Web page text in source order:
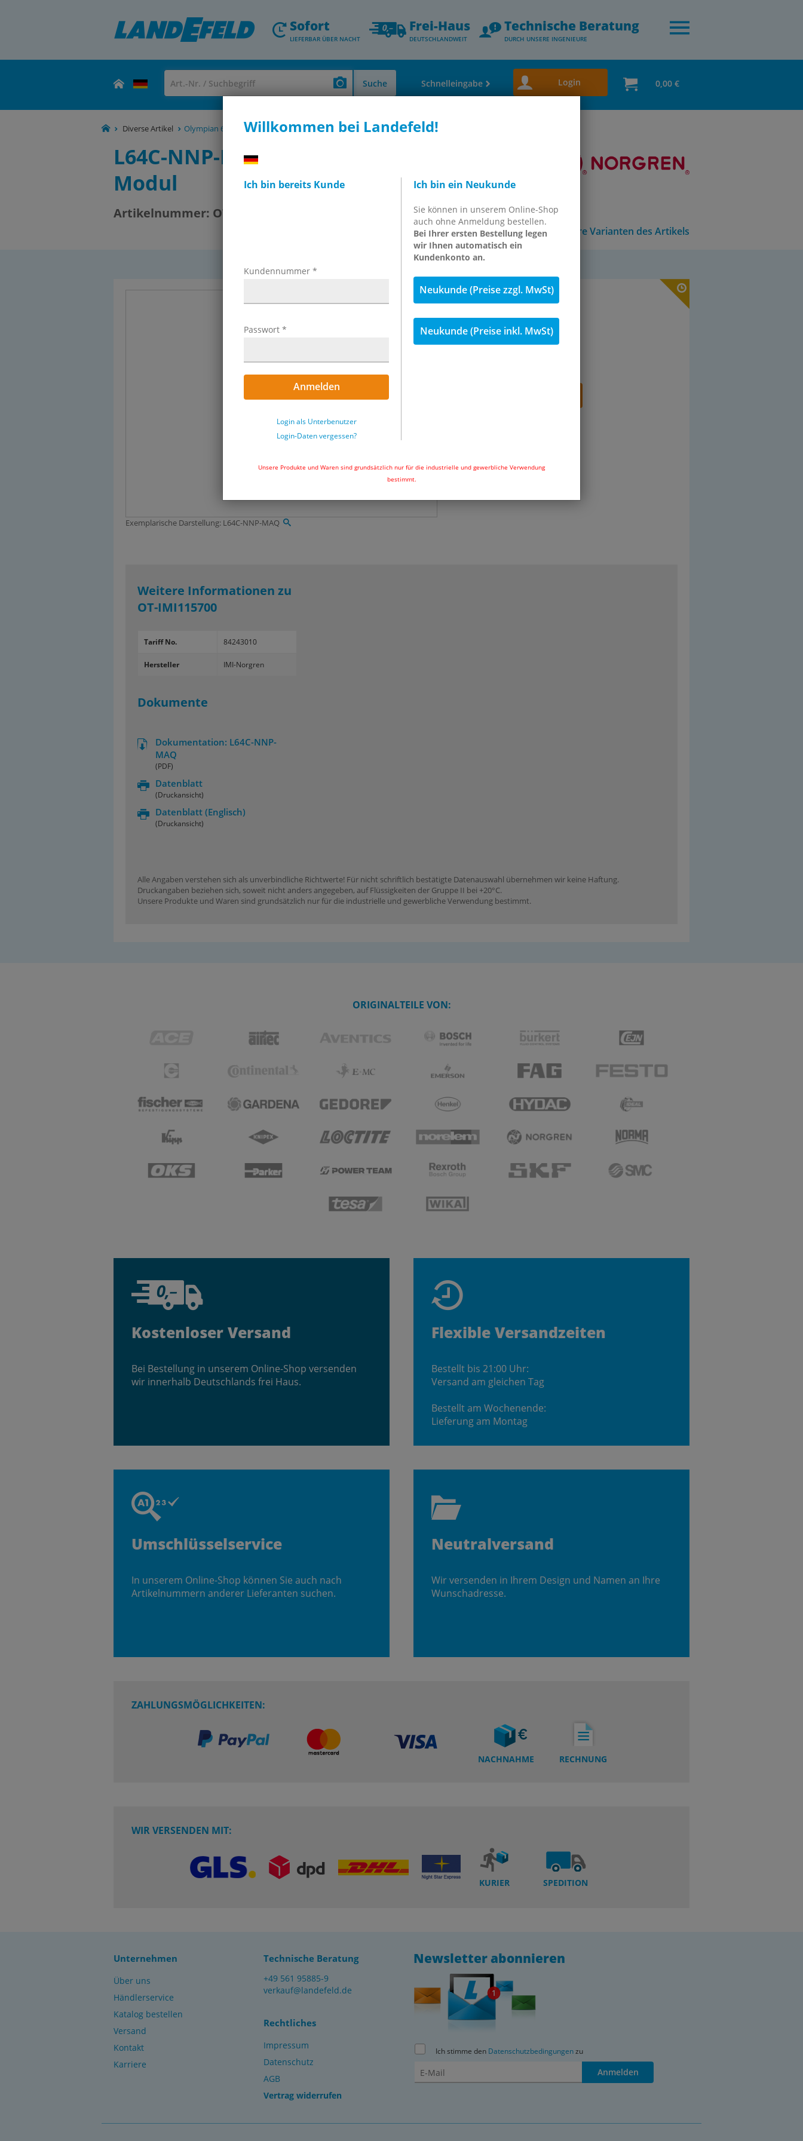
Willkommen bei Landefeld!
Ich bin bereits Kunde
Kundennummer *
Passwort *
Anmelden
Login als Unterbenutzer
Login-Daten vergessen?
Ich bin ein Neukunde
Sie können in unserem Online-Shop
auch ohne Anmeldung bestellen.
Bei Ihrer ersten Bestellung legen
wir Ihnen automatisch ein
Kundenkonto an.
Neukunde (Preise zzgl. MwSt)
Neukunde (Preise inkl. MwSt)
Unsere Produkte und Waren sind grundsätzlich nur für die industrielle und gewerbliche Verwendung
bestimmt.
Sofort
LIEFERBAR ÜBER NACHT
Frei-Haus
DEUTSCHLANDWEIT
Technische Beratung
DURCH UNSERE INGENIEURE
Suche Schnelleingabe Login 0,00 €
Diverse Artikel Olympian 64 OT-IMI115700
L64C-NNP-MAQ Normalnebel-Öler
Modul
Artikelnummer: OT-IMI115700
Andere Varianten des Artikels
Exemplarische Darstellung: L64C-NNP-MAQ
295,77 € inkl. 19 % MwSt.
Menge Stk.
Weitere Informationen zu
OT-IMI115700
Tariff No. 84243010
Hersteller IMI-Norgren
Dokumente
Dokumentation: L64C-NNP-
MAQ
(PDF)
Datenblatt
(Druckansicht)
Datenblatt (Englisch)
(Druckansicht)
Alle Angaben verstehen sich als unverbindliche Richtwerte! Für nicht schriftlich bestätigte Datenauswahl übernehmen wir keine Haftung.
Druckangaben beziehen sich, soweit nicht anders angegeben, auf Flüssigkeiten der Gruppe II bei +20°C.
Unsere Produkte und Waren sind grundsätzlich nur für die industrielle und gewerbliche Verwendung bestimmt.
ORIGINALTEILE VON:
Kostenloser Versand
Bei Bestellung in unserem Online-Shop versenden
wir innerhalb Deutschlands frei Haus.
Flexible Versandzeiten
Bestellt bis 21:00 Uhr:
Versand am gleichen Tag
Bestellt am Wochenende:
Lieferung am Montag
Umschlüsselservice
In unserem Online-Shop können Sie auch nach
Artikelnummern anderer Lieferanten suchen.
Neutralversand
Wir versenden in Ihrem Design und Namen an Ihre
Wunschadresse.
ZAHLUNGSMÖGLICHKEITEN:
NACHNAHME RECHNUNG
WIR VERSENDEN MIT:
KURIER SPEDITION
Unternehmen
Über uns
Händlerservice
Katalog bestellen
Versand
Kontakt
Karriere
Technische Beratung
+49 561 95885-9
verkauf@landefeld.de
Rechtliches
Impressum
Datenschutz
AGB
Vertrag widerrufen
Newsletter abonnieren
Ich stimme den Datenschutzbedingungenzu
Anmelden